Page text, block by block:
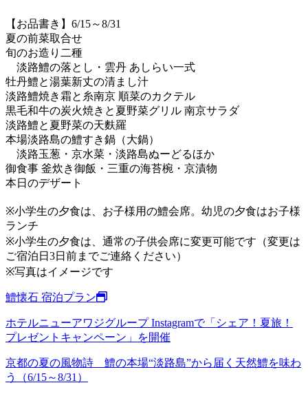
【お品書き】6/15～8/31
夏の前菜取合せ
旬のお造り二種
淡路鱧の落とし・雲丹 あしらい一式
牡丹鱧と湯葉新丈の清まし汁
淡路鱧焼き霜と糸南京 順菜のカクテル
黒毛和牛の炭火焼きと夏野菜グリル 南京サラダ
淡路鱧と夏野菜の天麩羅
本場淡路島の鱧すき鍋（大鍋）
淡路玉葱・京水菜・淡路島ぬーどるほか
御食事 釜炊き御飯・三重の海苔椀・京漬物
本日のデザート
※小学生の夕食は、お子様用の鱧会席。幼児の夕食はお子様
ランチ
※小学生の夕食は、通常の子供会席に変更可能です（変更は
ご宿泊日3日前までご連絡ください）
※写真はイメージです
鱧懐石 宿泊プラン
ホテルニューアワジグループ Instagramで「シェア！夏旅！
プレゼントキャンペーン」を開催
京都の夏の風物詩 鱧の本場“淡路島”から届く天然鱧を味わ
う（6/15～8/31）